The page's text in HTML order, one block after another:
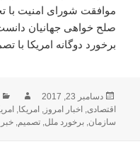
موافقت شورای امنیت با
صلح خواهی جهانیان
برخورد دوگانه امریکا با
ارسال
شده
در
دسامبر 23, 2017
اقتصادی ,اخبار امروز ,امریکا ,
سازمان ,برخورد ملل ,تصمیم ,خبر